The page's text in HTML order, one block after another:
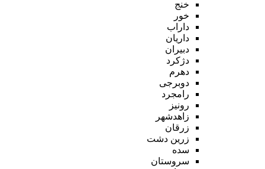
خنج
خور
داراب
داریان
دبیران
دژکرد
دهرم
دوبرجی
رامجرد
رونیز
زاهدشهر
زرقان
زرین دشت
سده
سروستان